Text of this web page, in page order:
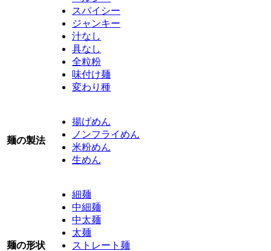
スパイシー
ジャンキー
汁なし
具なし
全粒粉
味付け麺
変わり種
麺の製法
揚げめん
ノンフライめん
米粉めん
生めん
麺の形状
細麺
中細麺
中太麺
太麺
ストレート麺